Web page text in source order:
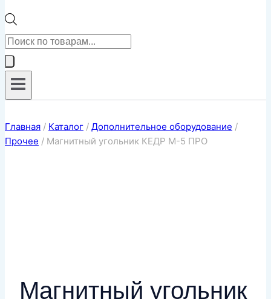
Поиск
товаров
Главная / Каталог / Дополнительное оборудование /
Прочее / Магнитный угольник КЕДР М-5 ПРО
Магнитный угольник